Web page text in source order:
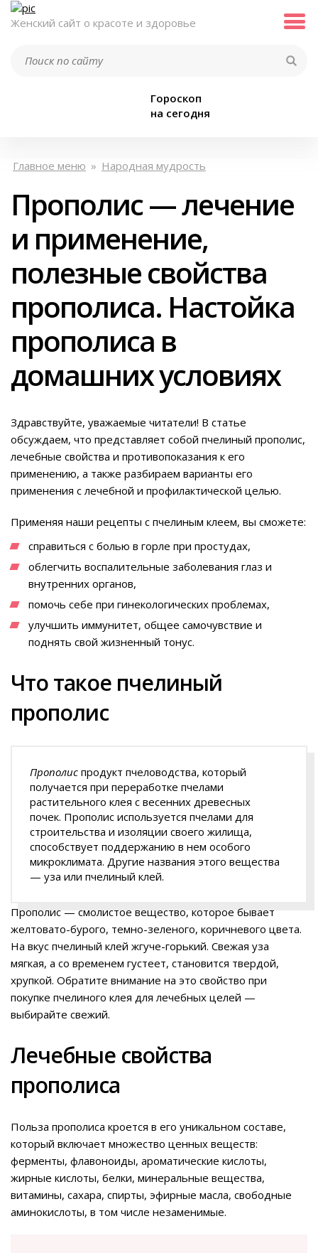
Женский сайт о красоте и здоровье
Гороскоп
на сегодня
Главное меню » Народная мудрость
Прополис — лечение
и применение,
полезные свойства
прополиса. Настойка
прополиса в
домашних условиях
Здравствуйте, уважаемые читатели! В статье
обсуждаем, что представляет собой пчелиный прополис,
лечебные свойства и противопоказания к его
применению, а также разбираем варианты его
применения с лечебной и профилактической целью.
Применяя наши рецепты с пчелиным клеем, вы сможете:
справиться с болью в горле при простудах,
облегчить воспалительные заболевания глаз и
внутренних органов,
помочь себе при гинекологических проблемах,
улучшить иммунитет, общее самочувствие и
поднять свой жизненный тонус.
Что такое пчелиный
прополис
Прополис продукт пчеловодства, который
получается при переработке пчелами
растительного клея с весенних древесных
почек. Прополис используется пчелами для
строительства и изоляции своего жилища,
способствует поддержанию в нем особого
микроклимата. Другие названия этого вещества
— уза или пчелиный клей.
Прополис — смолистое вещество, которое бывает
желтовато-бурого, темно-зеленого, коричневого цвета.
На вкус пчелиный клей жгуче-горький. Свежая уза
мягкая, а со временем густеет, становится твердой,
хрупкой. Обратите внимание на это свойство при
покупке пчелиного клея для лечебных целей —
выбирайте свежий.
Лечебные свойства
прополиса
Польза прополиса кроется в его уникальном составе,
который включает множество ценных веществ:
ферменты, флавоноиды, ароматические кислоты,
жирные кислоты, белки, минеральные вещества,
витамины, сахара, спирты, эфирные масла, свободные
аминокислоты, в том числе незаменимые.